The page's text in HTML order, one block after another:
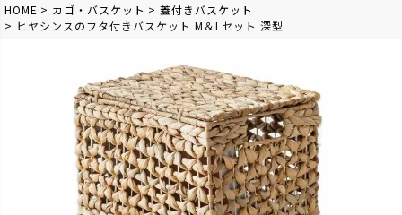
HOME カゴ・バスケット
蓋付きバスケット
ヒヤシンスのフタ付きバスケット M＆Lセット 深型